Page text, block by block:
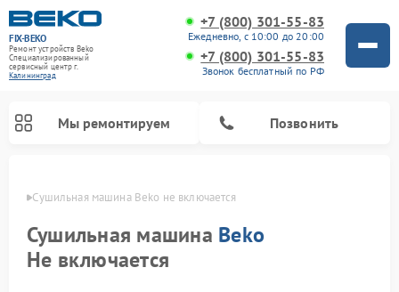
FIX-BEKO
Ремонт устройств Beko
Специализированный
cервисный центр г.
Калининград
+7 (800) 301-55-83
Ежедневно, с 10:00 до 20:00
+7 (800) 301-55-83
Звонок бесплатный по РФ
Мы ремонтируем Позвонить
Сушильная машина Beko не включается
Сушильная машина Beko
Не включается